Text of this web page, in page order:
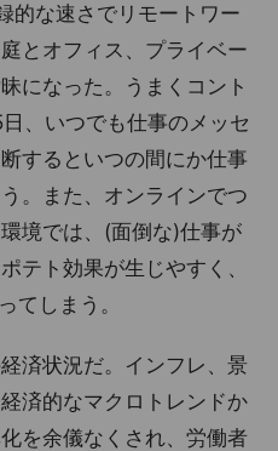
的な速さでリモートワー
とオフィス、プライベー
になった。うまくコント
、いつでも仕事のメッセ
するといつの間にか仕事
。また、オンラインでつ
境では、(面倒な)仕事が
テト効果が生じやすく、
てしまう。
済状況だ。インフレ、景
済的なマクロトレンドか
を余儀なくされ、労働者